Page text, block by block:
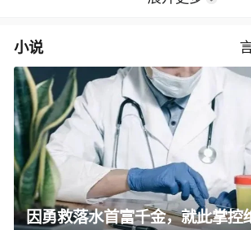
小说
因勇救落水首富千金，就此掌控